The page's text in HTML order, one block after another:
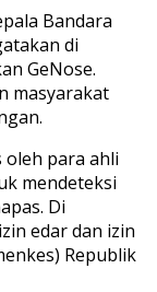
Bandara
di
GeNose.
masyarakat
oleh para ahli
mendeteksi
Di
edar dan izin
Republik